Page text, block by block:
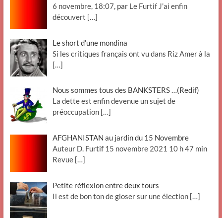
6 novembre, 18:07, par Le Furtif J’ai enfin
découvert […]
Le short d’une mondina
Si les critiques français ont vu dans Riz Amer à la
[…]
Nous sommes tous des BANKSTERS …(Redif)
La dette est enfin devenue un sujet de
préoccupation […]
AFGHANISTAN au jardin du 15 Novembre
Auteur D. Furtif 15 novembre 2021 10 h 47 min
Revue […]
Petite réflexion entre deux tours
Il est de bon ton de gloser sur une élection […]